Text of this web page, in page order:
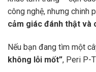
công nghệ, nhưng chinh
cảm giác đánh thật và
Nếu bạn đang tìm một
không lỗi mốt”, Peri P-